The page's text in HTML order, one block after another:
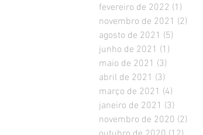
fevereiro de 2022 (1)
novembro de 2021 (2)
agosto de 2021 (5)
junho de 2021 (1)
maio de 2021 (3)
abril de 2021 (3)
março de 2021 (4)
janeiro de 2021 (3)
novembro de 2020 (2)